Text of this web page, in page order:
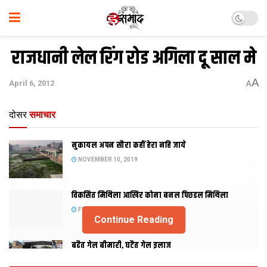
राजधानी लेल रिंग रोड अगिला दू साल मे
April 6, 2012 AA
दोसर समाचार
नुकायल अपन सौरा कहीं हेरा नहि जाये
NOVEMBER 10, 2019
विकसित मिथिला आखिर कोना बनल पिछडल मिथिला
FEBRUARY 23, 2019
बढैत गेल बीमारी, घटैत गेल इलाज
Continue Reading